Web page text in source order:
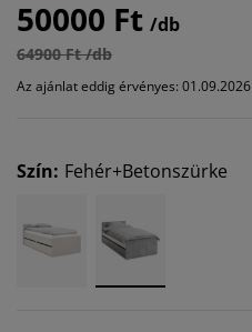
50000 Ft /db
64900 Ft /db
Az ajánlat eddig érvényes: 01.09.2026
Szín: Fehér+Betonszürke